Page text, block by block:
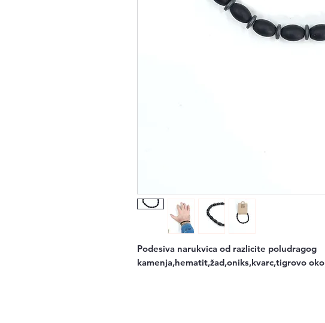
Podesiva narukvica od razlicite poludragog
kamenja,hematit,žad,oniks,kvarc,tigrovo oko